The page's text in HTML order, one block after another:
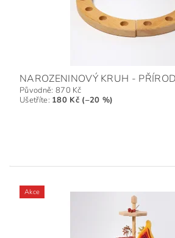
NAROZENINOVÝ KRUH -
Původně: 870 Kč
Ušetříte: 180 Kč (–20 %)
Akce